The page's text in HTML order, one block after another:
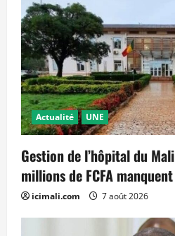
Actualité UNE
Gestion de l’hôpital du
millions de FCFA
icimali.com 7 août 2026